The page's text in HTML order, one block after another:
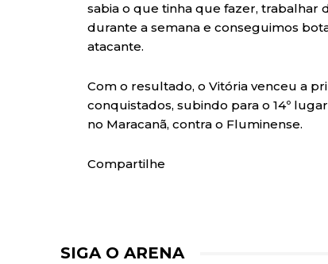
sabia o que tinha que fazer, trabalhar
durante a semana e conseguimos
atacante.
Com o resultado, o Vitória venceu a
conquistados, subindo para o 14º
no Maracanã, contra o Fluminense.
Compartilhe
SIGA O ARENA